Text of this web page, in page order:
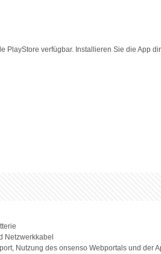
PlayStore verfügbar. Installieren Sie die App
Netzwerkkabel
Nutzung des onsenso Webportals und der